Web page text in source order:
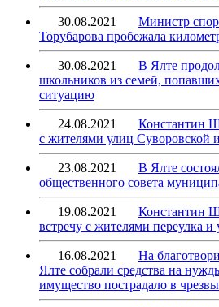
30.08.2021
Министр
Торубарова пробежала
30.08.2021
В Ялте
школьников из семей,
ситуацию
24.08.2021
Константин
с жителями улиц Суворовской
23.08.2021
В Ялте
общественного совета
19.08.2021
Константин
встречу с жителями переулка
16.08.2021
На
Ялте собрали средства на
имущество пострадало в